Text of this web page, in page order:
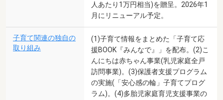
人あたり1万円相当)を贈呈。2026年1
月にリニューアル予定。
子育て関連の独自の
取り組み
(1)子育て情報をまとめた「子育て応
援BOOK『みんなで』」を配布。(2)こ
んにちは赤ちゃん事業(乳児家庭全戸
訪問事業)。(3)保護者支援プログラム
の実施(「安心感の輪」子育てプログ
ラム)。(4)多胎児家庭育児支援事業の